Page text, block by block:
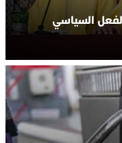
السياسي